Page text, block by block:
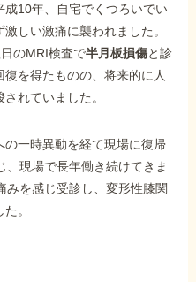
紙
する
10年、自宅でくつろいでい
しい激痛に襲われました。
のMRI検査で半月板損傷と診
を得たものの、将来的に人
れていました。
一時異動を経て現場に復帰
、現場で長年働き続けてきま
みを感じ受診し、変形性膝関
。